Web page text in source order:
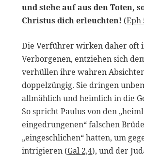
und stehe auf aus den Toten,
Christus dich erleuchten! (Eph
Die Verführer wirken daher oft
Verborgenen, entziehen sich
verhüllen ihre wahren
doppelzüngig. Sie dringen
allmählich und heimlich in die
So spricht Paulus von den
eingedrungenen“ falschen
„eingeschlichen“ hatten, um
intrigieren (Gal 2,4), und der